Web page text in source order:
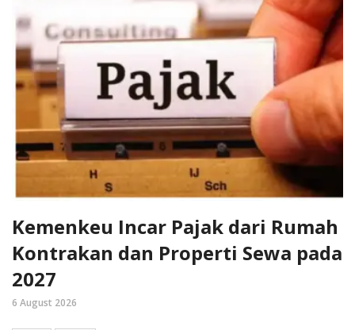
Kemenkeu Incar Pajak dari Rumah
Kontrakan dan Properti Sewa pada
2027
6 August 2026